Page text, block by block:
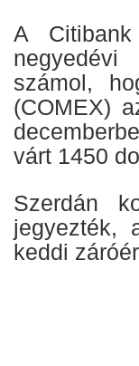
A
számol,
(COMEX)
várt 1450
Szerdán
jegyezték,
keddi